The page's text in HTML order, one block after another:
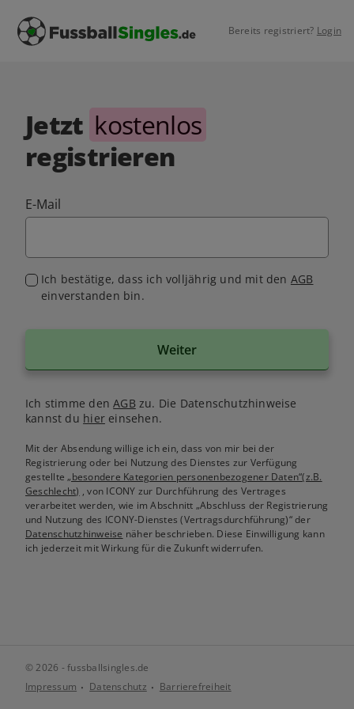
Bereits registriert? Login
Jetzt kostenlos
registrieren
E-Mail
Ich bestätige, dass ich volljährig und mit den AGB
einverstanden bin.
Weiter
Ich stimme denAGB zu. Die Datenschutzhinweise
kannst du hiereinsehen.
Mit der Absendung willige ich ein, dass von mir bei der
Registrierung oder bei Nutzung des Dienstes zur Verfügung
gestellte„besondere Kategorien personenbezogener Daten“(z.B.
Geschlecht) , von ICONY zur Durchführung des Vertrages
verarbeitet werden, wie im Abschnitt „Abschluss der Registrierung
und Nutzung des ICONY-Dienstes (Vertragsdurchführung)“ der
Datenschutzhinweise näher beschrieben. Diese Einwilligung kann
ich jederzeit mit Wirkung für die Zukunft widerrufen.
© 2026 - fussballsingles.de
Impressum
Datenschutz Barrierefreiheit